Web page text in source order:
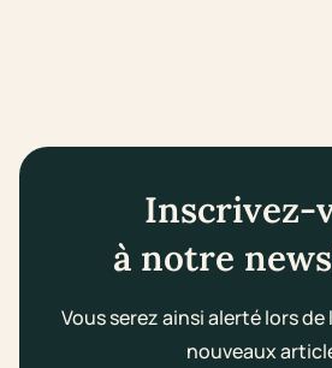
Inscrivez-
à notre
Vous serez ainsi alerté lors
nouveaux